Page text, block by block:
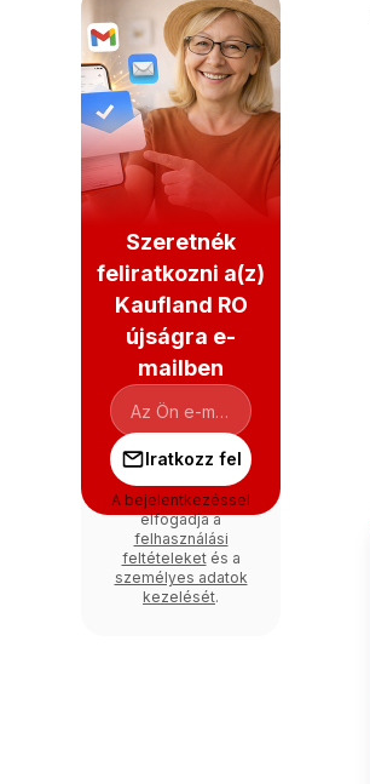
Szeretnék
feliratkozni a(z)
Kaufland RO
újságra e-
mailben
Iratkozz fel
A bejelentkezéssel
elfogadja a
felhasználási
feltételeketés a
személyes adatok
kezelését.